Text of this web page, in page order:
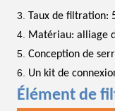
Taux de filtration:
Matériau: alliage
Conception de
Un kit de
Élément de